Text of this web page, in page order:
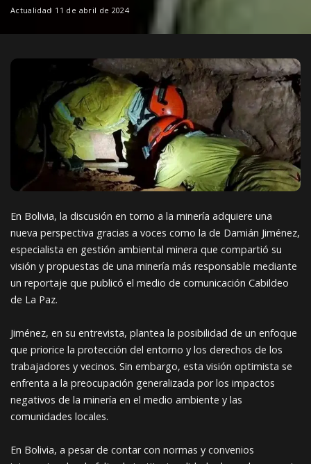
Actualidad 11 de abril de 2024
En Bolivia, la discusión en torno a la minería adquiere una
nueva perspectiva gracias a voces como la de Damián Jiménez,
especialista en gestión ambiental minera que compartió su
visión y propuestas de una minería más responsable mediante
un reportaje que publicó el medio de comunicación Cabildeo
de La Paz.
Jiménez, en su entrevista, plantea la posibilidad de un enfoque
que priorice la protección del entorno y los derechos de los
trabajadores y vecinos. Sin embargo, esta visión optimista se
enfrenta a la preocupación generalizada por los impactos
negativos de la minería en el medio ambiente y las
comunidades locales.
En Bolivia, a pesar de contar con normas y convenios